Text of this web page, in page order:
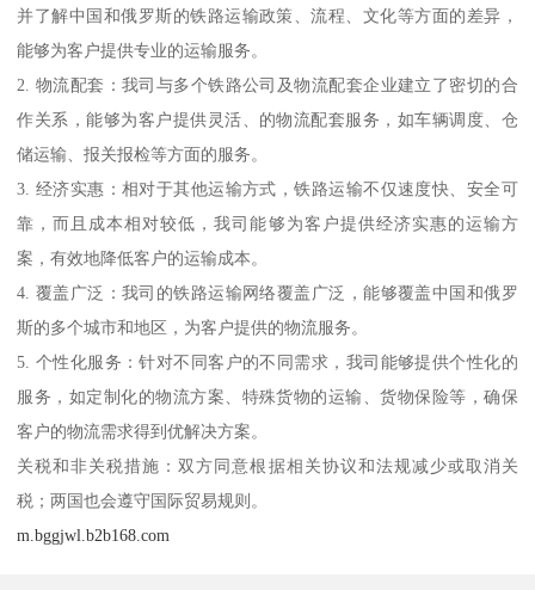
并了解中国和俄罗斯的铁路运输政策、流程、文化等方面的差异，
能够为客户提供专业的运输服务。
2. 物流配套：我司与多个铁路公司及物流配套企业建立了密切的合
作关系，能够为客户提供灵活、的物流配套服务，如车辆调度、仓
储运输、报关报检等方面的服务。
3. 经济实惠：相对于其他运输方式，铁路运输不仅速度快、安全可
靠，而且成本相对较低，我司能够为客户提供经济实惠的运输方
案，有效地降低客户的运输成本。
4. 覆盖广泛：我司的铁路运输网络覆盖广泛，能够覆盖中国和俄罗
斯的多个城市和地区，为客户提供的物流服务。
5. 个性化服务：针对不同客户的不同需求，我司能够提供个性化的
服务，如定制化的物流方案、特殊货物的运输、货物保险等，确保
客户的物流需求得到优解决方案。
关税和非关税措施：双方同意根据相关协议和法规减少或取消关
税；两国也会遵守国际贸易规则。
m.bggjwl.b2b168.com